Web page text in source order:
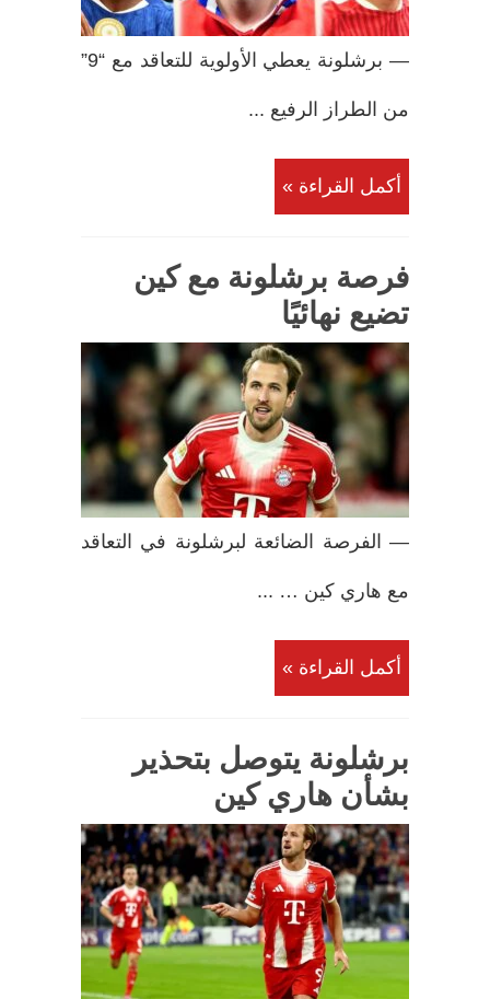
— برشلونة يعطي الأولوية للتعاقد مع “9”
من الطراز الرفيع ...
أكمل القراءة »
فرصة برشلونة مع كين
تضيع نهائيًا
— الفرصة الضائعة لبرشلونة في التعاقد
مع هاري كين … ...
أكمل القراءة »
برشلونة يتوصل بتحذير
بشأن هاري كين